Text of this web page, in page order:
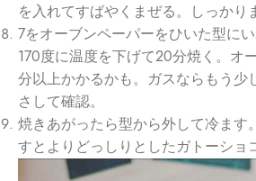
を入れてすばやくまぜる。しっかり
7をオーブンペーパーをひいた型にい
170度に温度を下げて20分焼く。オ
分以上かかるかも。ガスならもう少
さして確認。
焼きあがったら型から外して冷ます
すとよりどっしりとしたガトーショ